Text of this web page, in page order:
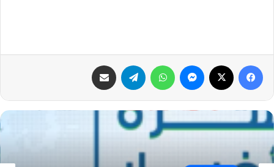
فيسبوك ماسنجر واتساب تيلقرام